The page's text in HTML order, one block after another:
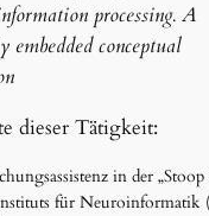
processing. A
embedded conceptual
dieser Tätigkeit:
in der
für Neuroinformatik